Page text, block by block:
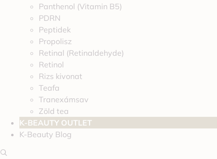
Panthenol (Vitamin B5)
PDRN
Peptidek
Propolisz
Retinal (Retinaldehyde)
Retinol
Rizs kivonat
Teafa
Tranexámsav
Zöld tea
K-BEAUTY OUTLET
K-Beauty Blog